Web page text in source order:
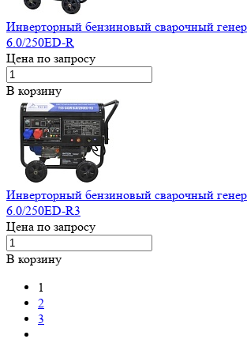
Инверторный бензиновый сварочный
6.0/250ED-R
Цена по запросу
В корзину
Инверторный бензиновый сварочный
6.0/250ED-R3
Цена по запросу
В корзину
1
2
3